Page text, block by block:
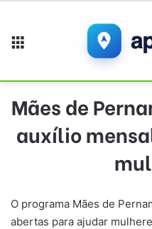
Mães de
auxílio
O programa Mães de
abertas para ajudar